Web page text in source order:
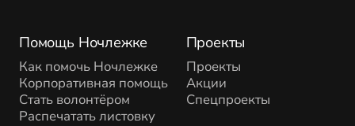
Помощь Ночлежке
Как помочь Ночлежке
Корпоративная помощь
Стать волонтёром
Распечатать листовку
Проекты
Проекты
Акции
Спецпроекты